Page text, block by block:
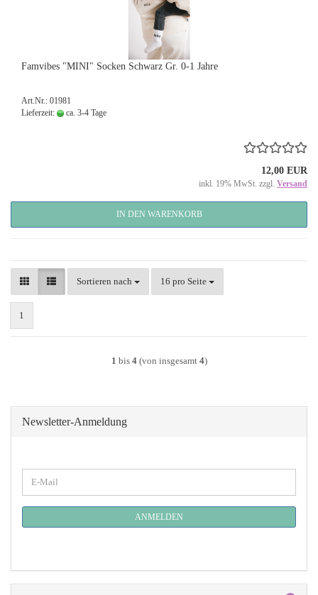
Famvibes "MINI" Socken Schwarz Gr. 0-1 Jahre
Art.Nr.: 01981
Lieferzeit:
ca. 3-4 Tage
12,00 EUR
inkl. 19% MwSt. zzgl. Versand
IN DEN WARENKORB
Sortieren nach
Sortieren nach 16 pro Seite
pro Seite
1
1 bis 4(von insgesamt 4)
Newsletter-Anmeldung
ZUR
E-
Mail
ANMELDEN